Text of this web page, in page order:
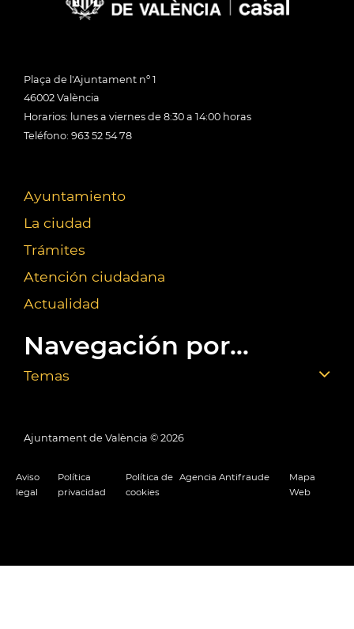
Plaça de l'Ajuntament nº 1
46002 València
Horarios: lunes a viernes de 8:30 a 14:00 horas
Teléfono: 963 52 54 78
Ayuntamiento
La ciudad
Trámites
Atención ciudadana
Actualidad
Navegación por...
Temas
Ajuntament de València © 2026
Aviso
legal
Política
privacidad
Política de
cookies
Agencia Antifraude
Mapa
Web